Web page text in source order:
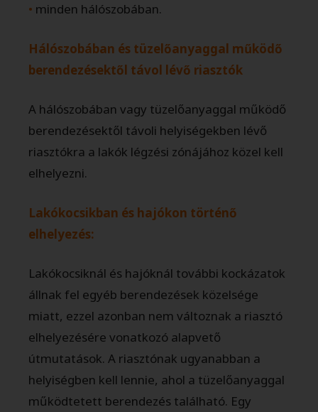
• minden hálószobában.
Hálószobában és tüzelőanyaggal működő
berendezésektől távol lévő riasztók
A hálószobában vagy tüzelőanyaggal működő
berendezésektől távoli helyiségekben lévő
riasztókra a lakók légzési zónájához közel kell
elhelyezni.
Lakókocsikban és hajókon történő
elhelyezés:
Lakókocsiknál és hajóknál további kockázatok
állnak fel egyéb berendezések közelsége
miatt, ezzel azonban nem változnak a riasztó
elhelyezésére vonatkozó alapvető
útmutatások. A riasztónak ugyanabban a
helyiségben kell lennie, ahol a tüzelőanyaggal
működtetett berendezés található. Egy